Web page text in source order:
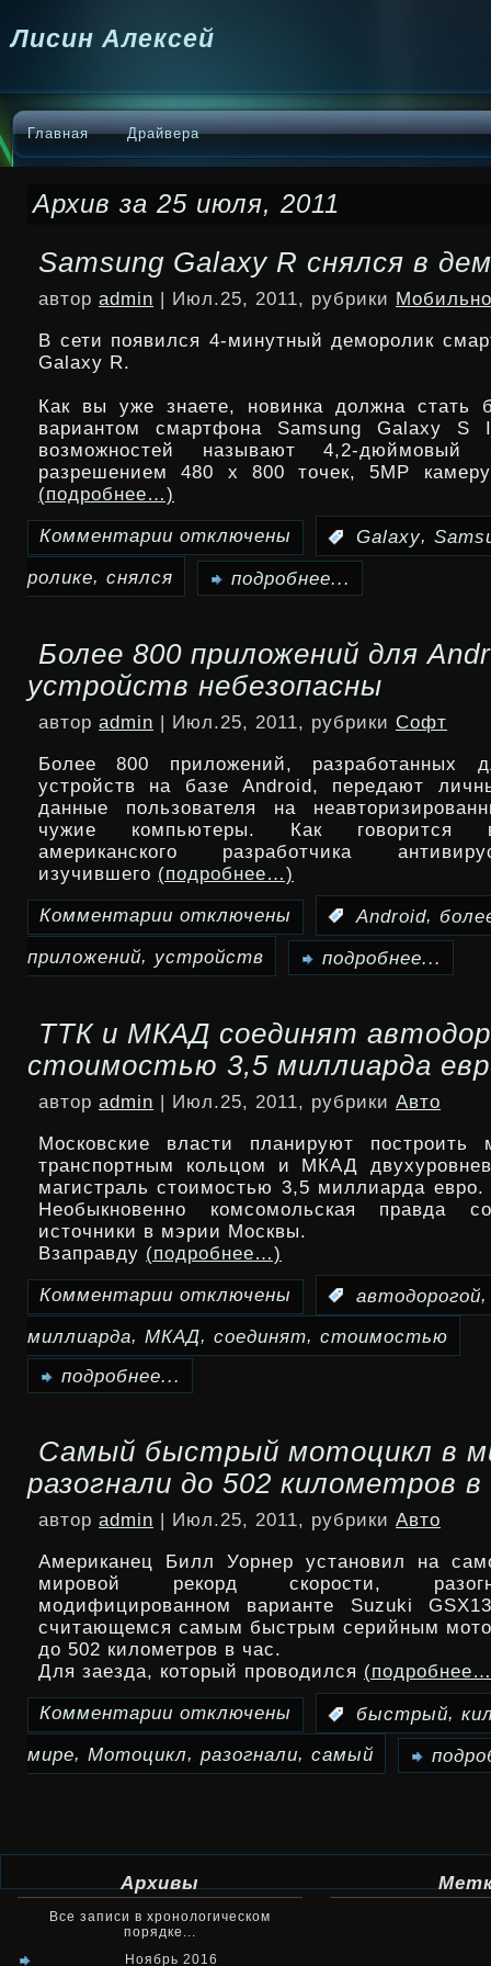
Лисин Алексей
Главная Драйвера
Архив за 25 июля, 2011
Samsung Galaxy R снялся в
автор admin | Июл.25, 2011, рубрики
В сети появился 4-минутный деморолик
Galaxy R.
Как вы уже знаете, новинка должна стать
вариантом смартфона Samsung Galaxy
возможностей называют 4,2-дюймовый
разрешением 480 х 800 точек, 5МР
(подробнее…)
Комментарии
записи
Galaxy
R
снялся
в
демо-
ролике
отключены Galaxy,
ролике, снялся подробнее...
Более 800 приложений для
устройств небезопасны
автор admin | Июл.25, 2011, рубрики Софт
Более 800 приложений, разработанных
устройств на базе Android, передают
данные пользователя на
чужие компьютеры. Как говорится
американского разработчика
изучившего (подробнее…)
Комментарии
записи
800
приложений
для
Android-
устройств
небезопасны
отключены Android,
приложений, устройств подробнее...
ТТК и МКАД соединят
стоимостью 3,5 миллиарда
автор admin | Июл.25, 2011, рубрики Авто
Московские власти планируют построить
транспортным кольцом и МКАД
магистраль стоимостью 3,5 миллиарда
Необыкновенно комсомольская правда
источники в мэрии Москвы.
Взаправду (подробнее…)
Комментарии
записи
МКАД
соединят
автодорогой
стоимостью
3,5
миллиарда
отключены автодорогой
миллиарда, МКАД, соединят, стоимостью
подробнее...
Самый быстрый мотоцикл в
разогнали до 502 километров в
автор admin | Июл.25, 2011, рубрики Авто
Американец Билл Уорнер установил на
мировой рекорд скорости,
модифицированном варианте Suzuki
считающемся самым быстрым серийным
до 502 километров в час.
Для заезда, который проводился
Комментарии
записи
в
отключены быстрый,
мире, Мотоцикл, разогнали, самый
Архивы
Все записи в хронологическом
порядке...
Ноябрь 2016